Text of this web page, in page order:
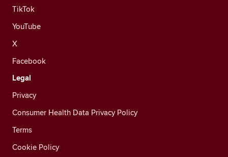
TikTok
YouTube
X
Facebook
Legal
Privacy
Consumer Health Data Privacy Policy
Terms
Cookie Policy